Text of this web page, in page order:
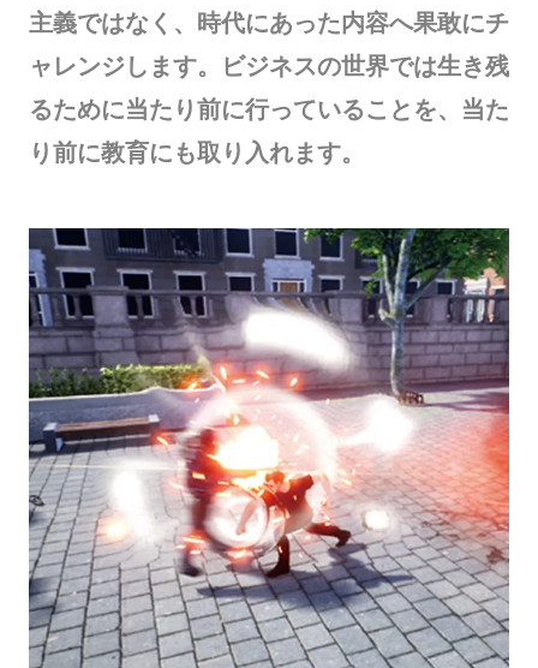
主義ではなく、時代にあった内容へ果敢にチ
ャレンジします。ビジネスの世界では生き残
るために当たり前に行っていることを、当た
り前に教育にも取り入れます。